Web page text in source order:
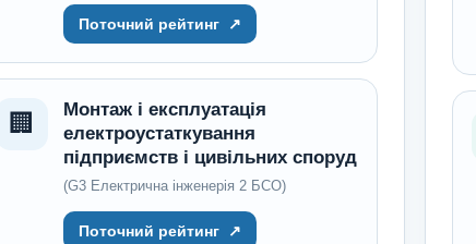
Поточний рейтинг ↗
🏢
Монтаж і експлуатація
електроустаткування
підприємств і цивільних споруд
(G3 Електрична інженерія 2 БСО)
Поточний рейтинг ↗